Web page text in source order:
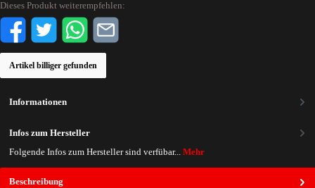
Dieses Produkt weiterempfehlen:
Artikel billiger gefunden
Beschreibung
Informationen
Infos zum Hersteller
Folgende Infos zum Hersteller sind verfübar... Mehr